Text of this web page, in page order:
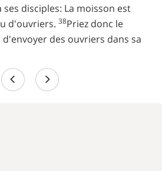
ses disciples: La moisson est
d'ouvriers. 38Priez donc le
des ouvriers dans sa